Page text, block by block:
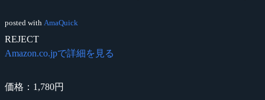
posted with AmaQuick
REJECT
Amazon.co.jpで詳細を見る
価格：1,780円